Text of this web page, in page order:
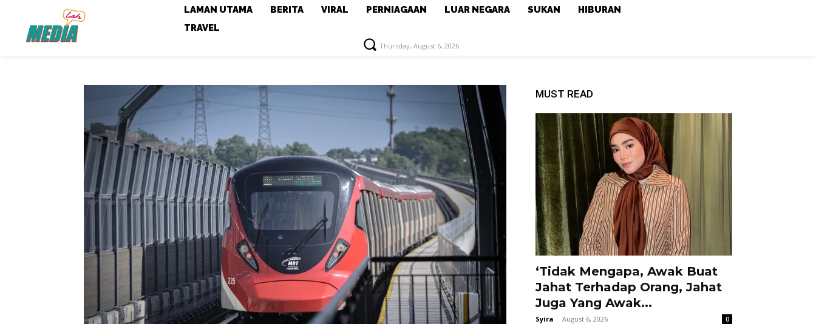
LAMAN UTAMA BERITA VIRAL PERNIAGAAN LUAR NEGARA SUKAN
HIBURAN
TRAVEL
Thursday, August 6, 2026
MUST READ
‘Tidak Mengapa, Awak Buat
Jahat Terhadap Orang, Jahat
Juga Yang Awak...
Syira - August 6, 2026 0